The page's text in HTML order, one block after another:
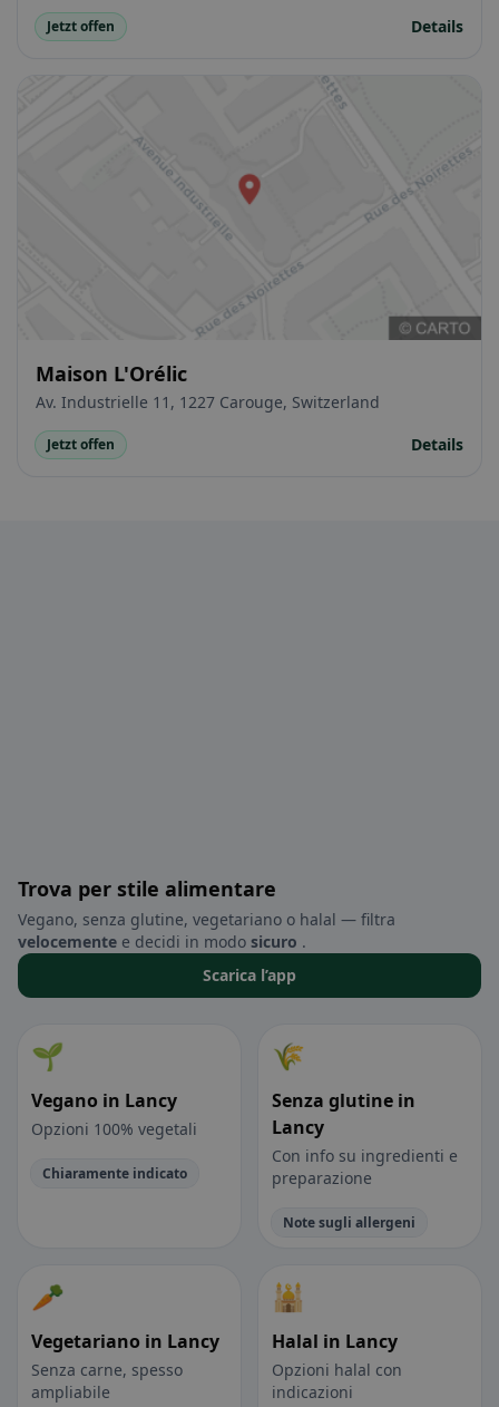
Jetzt offen Details
Maison L'Orélic
Av. Industrielle 11, 1227 Carouge, Switzerland
Jetzt offen Details
Trova per stile alimentare
Vegano, senza glutine, vegetariano o halal — filtra
velocemente e decidi in modo sicuro .
Scarica l’app
🌱
Vegano in Lancy
Opzioni 100% vegetali
Chiaramente indicato
🌾
Senza glutine in
Lancy
Con info su ingredienti e
preparazione
Note sugli allergeni
🥕
Vegetariano in Lancy
Senza carne, spesso
ampliabile
🕌
Halal in Lancy
Opzioni halal con
indicazioni